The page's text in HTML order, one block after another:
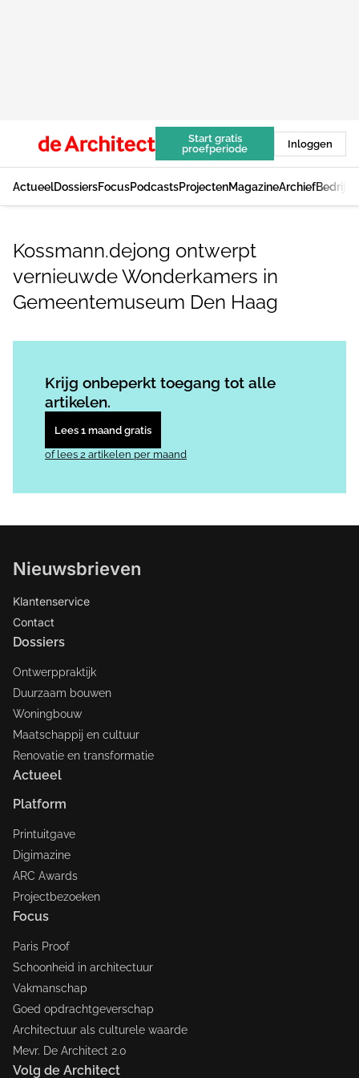
Start gratis
proefperiode
Inloggen
ActueelDossiersFocusPodcastsProjectenMagazineArchief
Kossmann.dejong ontwerpt
vernieuwde Wonderkamers in
Gemeentemuseum Den Haag
Krijg onbeperkt toegang tot alle
artikelen.
Lees 1 maand gratis
of lees 2 artikelen per maand
Nieuwsbrieven
Klantenservice
Contact
Dossiers
Ontwerppraktijk
Duurzaam bouwen
Woningbouw
Maatschappij en cultuur
Renovatie en transformatie
Actueel
Platform
Printuitgave
Digimazine
ARC Awards
Projectbezoeken
Focus
Paris Proof
Schoonheid in architectuur
Vakmanschap
Goed opdrachtgeverschap
Architectuur als culturele waarde
Mevr. De Architect 2.0
Volg de Architect